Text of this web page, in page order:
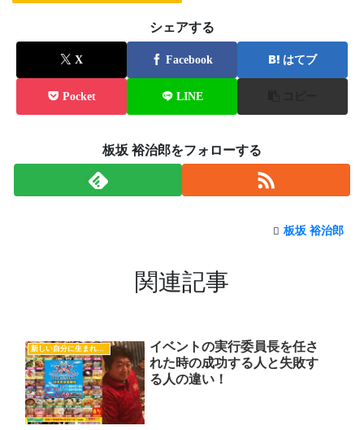
シェアする
X Facebook はてブ
Pocket LINE
板坂 裕治郎をフォローする
板坂 裕治郎
関連記事
新しい自分に生まれ変わるヒント
イベントの実行委員長を任さ
れた時の成功する人と失敗す
る人の違い！